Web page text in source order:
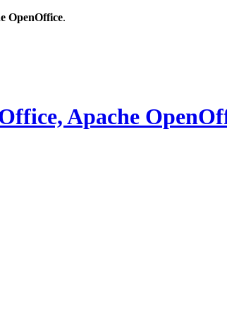
OpenOffice.
Apache